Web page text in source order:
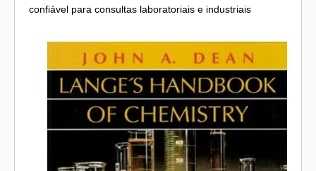
confiável para consultas laboratoriais e industriais